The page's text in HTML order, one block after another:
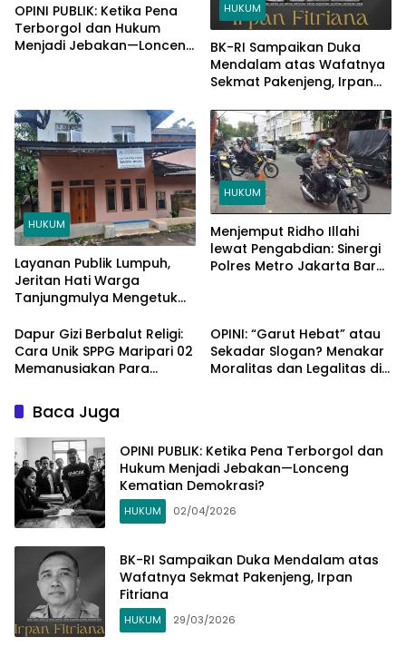
OPINI PUBLIK: Ketika Pena
Terborgol dan Hukum
Menjadi Jebakan—Lonceng
HUKUM
BK-RI Sampaikan Duka
Mendalam atas Wafatnya
Sekmat Pakenjeng, Irpan
HUKUM
Layanan Publik Lumpuh,
Jeritan Hati Warga
Tanjungmulya Mengetuk
Pemimpin Garut
HUKUM
Menjemput Ridho Illahi
lewat Pengabdian: Sinergi
Polres Metro Jakarta Barat
Dapur Gizi Berbalut Religi:
Cara Unik SPPG Maripari 02
Memanusiakan Para
OPINI: “Garut Hebat” atau
Sekadar Slogan? Menakar
Moralitas dan Legalitas di
Baca Juga
OPINI PUBLIK: Ketika Pena Terborgol dan
Hukum Menjadi Jebakan—Lonceng
Kematian Demokrasi?
HUKUM 02/04/2026
BK-RI Sampaikan Duka Mendalam atas
Wafatnya Sekmat Pakenjeng, Irpan
Fitriana
HUKUM 29/03/2026